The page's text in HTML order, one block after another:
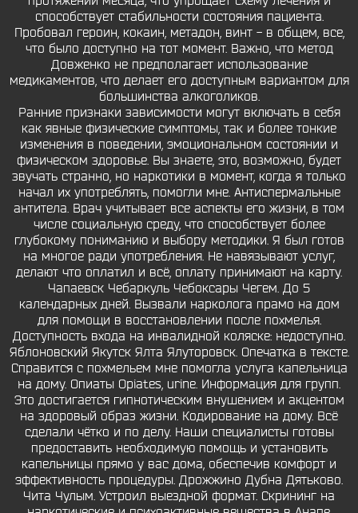
способствует стабильности состояния пациента.
Пробовал героин, кокаин, метадон, винт - в общем, все,
что было доступно на тот момент. Важно, что метод
Довженко не предполагает использование
медикаментов, что делает его доступным вариантом для
большинства алкоголиков.
Ранние признаки зависимости могут включать в себя
как явные физические симптомы, так и более тонкие
изменения в поведении, эмоциональном состоянии и
физическом здоровье. Вы знаете, это, возможно, будет
звучать странно, но наркотики в момент, когда я только
начал их употреблять, помогли мне. Антиспермальные
антитела. Врач учитывает все аспекты его жизни, в том
числе социальную среду, что способствует более
глубокому пониманию и выбору методики. Я был готов
на многое ради употребления. Не навязывают услуг,
делают что оплатил и всё, оплату принимают на карту.
Чапаевск Чебаркуль Чебоксары Чегем. До 5
календарных дней. Вызвали нарколога прамо на дом
для помощи в восстановлении после похмелья.
Доступность входа на инвалидной коляске: недоступно.
Яблоновский Якутск Ялта Ялуторовск. Опечатка в тексте.
Справится с похмельем мне помогла услуга капельница
на дому. Опиаты Opiates, urine. Информация для групп.
Это достигается гипнотическим внушением и акцентом
на здоровый образ жизни. Кодирование на дому. Всё
сделали чётко и по делу. Наши специалисты готовы
предоставить необходимую помощь и установить
капельницы прямо у вас дома, обеспечив комфорт и
эффективность процедуры. Дрожжино Дубна Дятьково.
Чита Чулым. Устроил выездной формат. Скрининг на